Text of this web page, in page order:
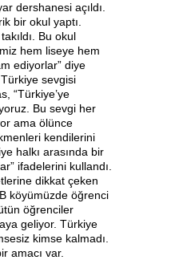
dershanesi açıldı.
bir okul yaptı.
Bu okul
hem liseye hem
ediyorlar” diye
sevgisi
“Türkiye’ye
Bu sevgi her
ama ölünce
kendilerini
halkı arasında bir
ifadelerini kullandı.
dikkat çeken
köyümüzde öğrenci
öğrenciler
geliyor. Türkiye
kimse kalmadı.
amacı var.